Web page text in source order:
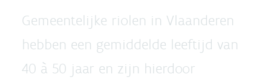
Gemeentelijke riolen in Vlaanderen
hebben een gemiddelde leeftijd van
40 à 50 jaar en zijn hierdoor